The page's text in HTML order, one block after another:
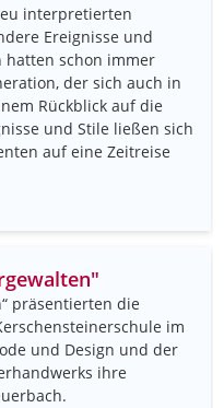
interpretierten
Ereignisse und
hatten schon immer
der sich auch in
Rückblick auf die
und Stile ließen sich
auf eine Zeitreise
präsentierten die
im
und Design und der
ihre